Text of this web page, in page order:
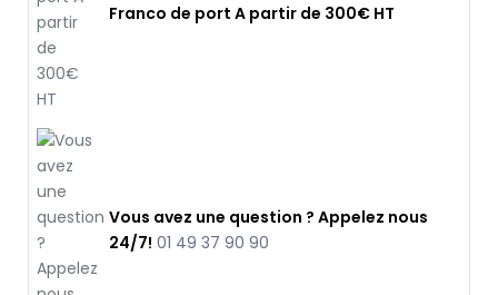
Franco de port A partir de 300€ HT
Vous avez une question ? Appelez nous
24/7! 01 49 37 90 90